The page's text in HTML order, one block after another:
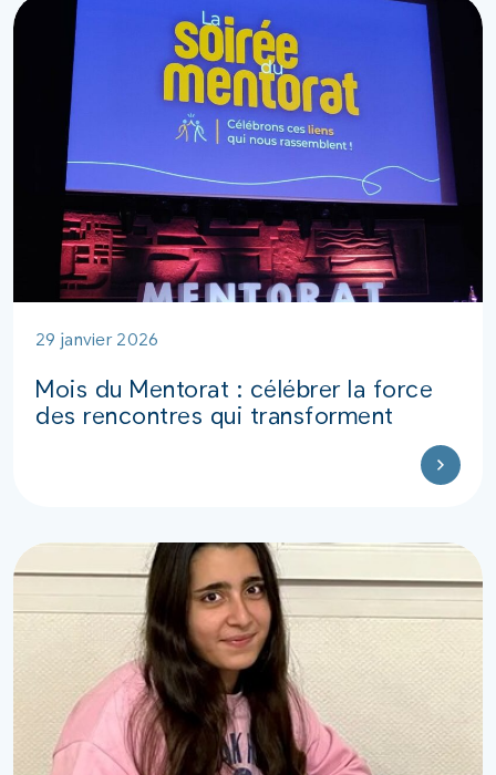
29 janvier 2026
Mois du Mentorat : célébrer la force
des rencontres qui transforment